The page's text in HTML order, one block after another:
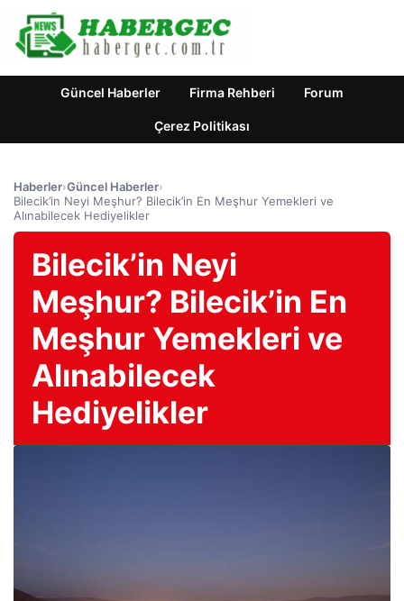
Güncel Haberler Firma Rehberi Forum
Çerez Politikası
Haberler›Güncel Haberler›
Bilecik’in Neyi Meşhur? Bilecik’in En Meşhur Yemekleri ve
Alınabilecek Hediyelikler
Bilecik’in Neyi
Meşhur? Bilecik’in En
Meşhur Yemekleri ve
Alınabilecek
Hediyelikler